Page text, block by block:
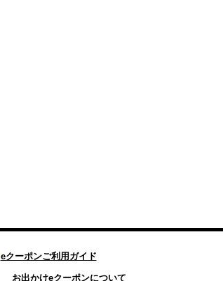
eクーポンご利用ガイド
お出かけeクーポンについて